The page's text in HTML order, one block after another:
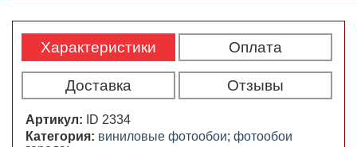
Характеристики Оплата
Доставка Отзывы
Артикул:
ID 2334
Категория: виниловые фотообои; фотообои